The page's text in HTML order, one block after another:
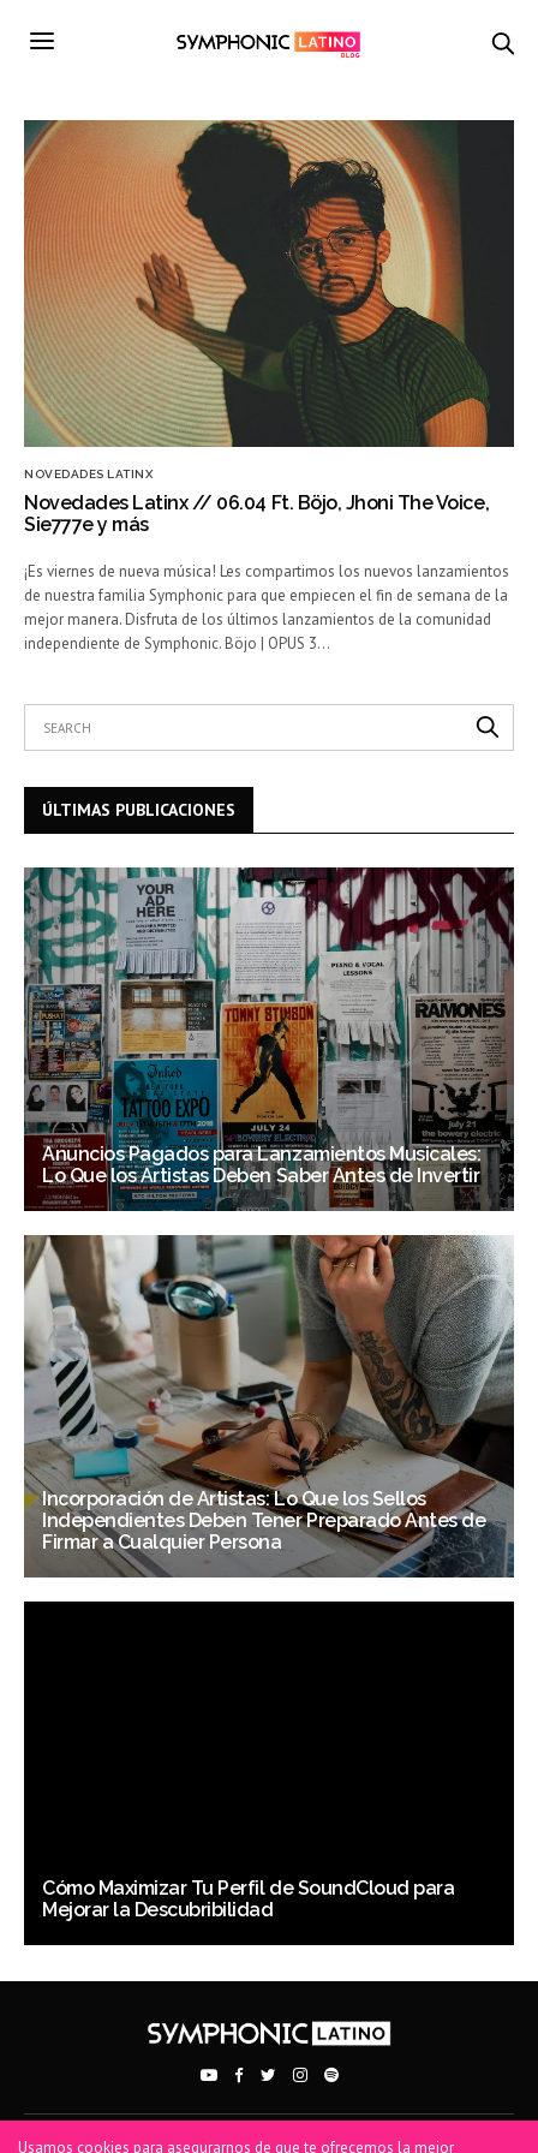
NOVEDADES LATINX
Novedades Latinx // 06.04 Ft. Böjo, Jhoni The Voice,
Sie777e y más
¡Es viernes de nueva música! Les compartimos los nuevos lanzamientos
de nuestra familia Symphonic para que empiecen el fin de semana de la
mejor manera. Disfruta de los últimos lanzamientos de la comunidad
independiente de Symphonic. Böjo | OPUS 3…
ÚLTIMAS PUBLICACIONES
Anuncios Pagados para Lanzamientos Musicales:
Lo Que los Artistas Deben Saber Antes de Invertir
Incorporación de Artistas: Lo Que los Sellos
Independientes Deben Tener Preparado Antes de
Firmar a Cualquier Persona
Cómo Maximizar Tu Perfil de SoundCloud para
Mejorar la Descubribilidad
Usamos cookies para asegurarnos de que te ofrecemos la mejor